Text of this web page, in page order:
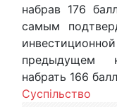
набрав 176
самым
предыдущем
набрать 166
Суспільство